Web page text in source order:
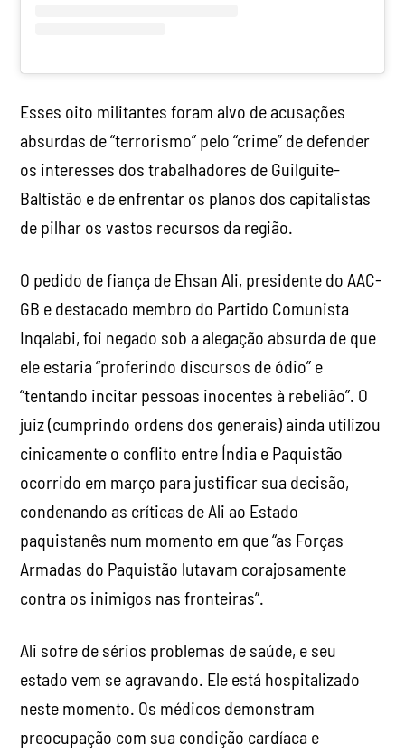
Esses oito militantes foram alvo de acusações
absurdas de “terrorismo” pelo “crime” de defender
os interesses dos trabalhadores de Guilguite-
Baltistão e de enfrentar os planos dos capitalistas
de pilhar os vastos recursos da região.
O pedido de fiança de Ehsan Ali, presidente do AAC-
GB e destacado membro do Partido Comunista
Inqalabi, foi negado sob a alegação absurda de que
ele estaria “proferindo discursos de ódio” e
“tentando incitar pessoas inocentes à rebelião”. O
juiz (cumprindo ordens dos generais) ainda utilizou
cinicamente o conflito entre Índia e Paquistão
ocorrido em março para justificar sua decisão,
condenando as críticas de Ali ao Estado
paquistanês num momento em que “as Forças
Armadas do Paquistão lutavam corajosamente
contra os inimigos nas fronteiras”.
Ali sofre de sérios problemas de saúde, e seu
estado vem se agravando. Ele está hospitalizado
neste momento. Os médicos demonstram
preocupação com sua condição cardíaca e